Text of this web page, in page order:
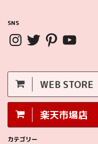
SNS
WEB STORE
楽天市場店
カテゴリー